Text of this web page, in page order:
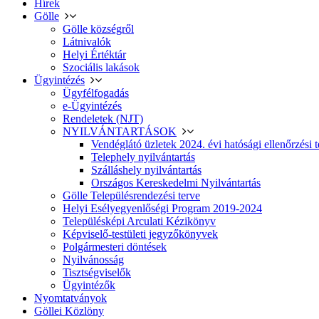
Hírek
Gölle
Gölle községről
Látnivalók
Helyi Értéktár
Szociális lakások
Ügyintézés
Ügyfélfogadás
e-Ügyintézés
Rendeletek (NJT)
NYILVÁNTARTÁSOK
Vendéglátó üzletek 2024. évi hatósági ellenőrzési
Telephely nyilvántartás
Szálláshely nyilvántartás
Országos Kereskedelmi Nyilvántartás
Gölle Településrendezési terve
Helyi Esélyegyenlőségi Program 2019-2024
Településképi Arculati Kézikönyv
Képviselő-testületi jegyzőkönyvek
Polgármesteri döntések
Nyilvánosság
Tisztségviselők
Ügyintézők
Nyomtatványok
Göllei Közlöny